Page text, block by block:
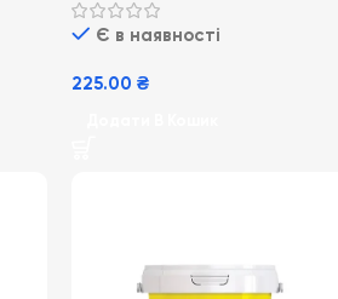
плямовивідник для всіх типів
тканинЄ в наявності
225.00₴